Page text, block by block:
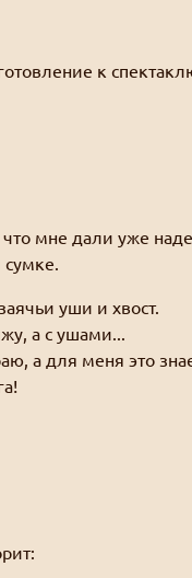
к
мне дали уже
уши и хвост.
а с ушами...
а для меня это